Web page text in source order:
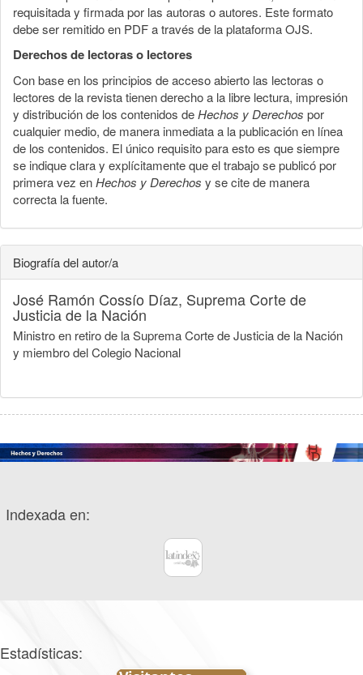
requisitada y firmada por las autoras o autores. Este formato
debe ser remitido en PDF a través de la plataforma OJS.
Derechos de lectoras o lectores
Con base en los principios de acceso abierto las lectoras o
lectores de la revista tienen derecho a la libre lectura, impresión
y distribución de los contenidos deHechos y Derechos por
cualquier medio, de manera inmediata a la publicación en línea
de los contenidos. El único requisito para esto es que siempre
se indique clara y explícitamente que el trabajo se publicó por
primera vez enHechos y Derechos y se cite de manera
correcta la fuente.
Biografía del autor/a
José Ramón Cossío Díaz, Suprema Corte de
Justicia de la Nación
Ministro en retiro de la Suprema Corte de Justicia de la Nación
y miembro del Colegio Nacional
Indexada en:
Estadísticas: